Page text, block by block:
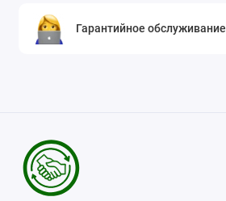
Гарантийное обслуживание